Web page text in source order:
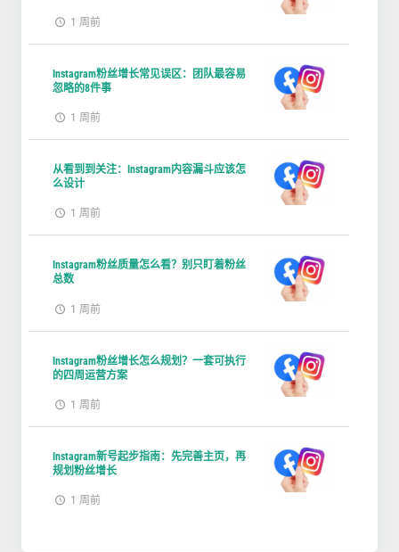
1 周前
Instagram粉丝增长常见误区：团队最容易
忽略的8件事
1 周前
从看到到关注：Instagram内容漏斗应该怎
么设计
1 周前
Instagram粉丝质量怎么看？别只盯着粉丝
总数
1 周前
Instagram粉丝增长怎么规划？一套可执行
的四周运营方案
1 周前
Instagram新号起步指南：先完善主页，再
规划粉丝增长
1 周前